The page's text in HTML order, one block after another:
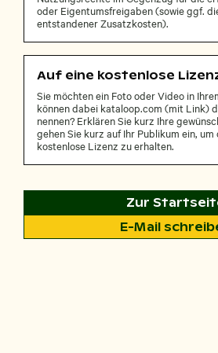
oder Eigentumsfreigaben (sowie ggf.
entstandener Zusatzkosten).
Auf eine kostenlose
Sie möchten ein Foto oder Video in
können dabei kataloop.com (mit Link)
nennen? Erklären Sie kurz Ihre
gehen Sie kurz auf Ihr Publikum ein,
kostenlose Lizenz zu erhalten.
Zur
E-Mail